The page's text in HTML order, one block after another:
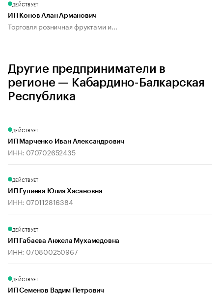
ДЕЙСТВУЕТ
ИП Конов Алан Арманович
Торговля розничная фруктами и...
Другие предприниматели в
регионе — Кабардино-Балкарская
Республика
ДЕЙСТВУЕТ
ИП Марченко Иван Александрович
ИНН: 070702652435
ДЕЙСТВУЕТ
ИП Гулиева Юлия Хасановна
ИНН: 070112816384
ДЕЙСТВУЕТ
ИП Габаева Анжела Мухамедовна
ИНН: 070800250967
ДЕЙСТВУЕТ
ИП Семенов Вадим Петрович